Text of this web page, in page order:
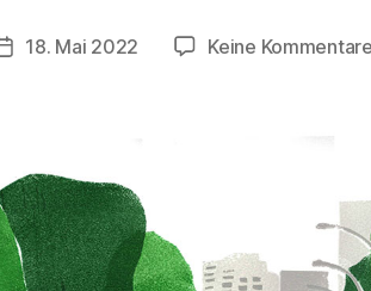
Beitragsdatum
18. Mai 2022 Keine Kommentare